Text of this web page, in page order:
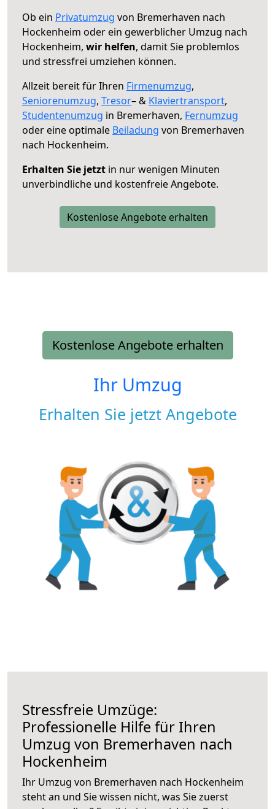
Ob ein Privatumzug von Bremerhaven nach
Hockenheim oder ein gewerblicher Umzug nach
Hockenheim, wir helfen, damit Sie problemlos
und stressfrei umziehen können.
Allzeit bereit für Ihren Firmenumzug,
Seniorenumzug, Tresor– & Klaviertransport,
Studentenumzug in Bremerhaven, Fernumzug
oder eine optimale Beiladung von Bremerhaven
nach Hockenheim.
Erhalten Sie jetzt in nur wenigen Minuten
unverbindliche und kostenfreie Angebote.
Kostenlose Angebote erhalten
Kostenlose Angebote erhalten
Ihr Umzug
Erhalten Sie jetzt Angebote
Stressfreie Umzüge:
Professionelle Hilfe für Ihren
Umzug von Bremerhaven nach
Hockenheim
Ihr Umzug von Bremerhaven nach Hockenheim
steht an und Sie wissen nicht, was Sie zuerst